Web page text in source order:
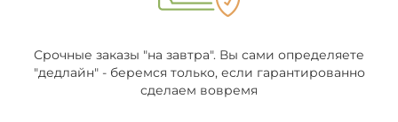
Срочные заказы "на завтра". Вы сами определяете
"дедлайн" - беремся только, если гарантированно
сделаем вовремя